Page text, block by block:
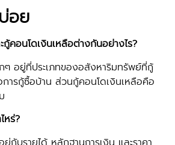
อย
กู้คอนโดเงินเหลือต่างกันอย่างไร?
อยู่ที่ประเภทของอสังหาริมทรัพย์ที่กู้
ารกู้ซื้อบ้าน ส่วนกู้คอนโดเงินเหลือคือ
หร่?